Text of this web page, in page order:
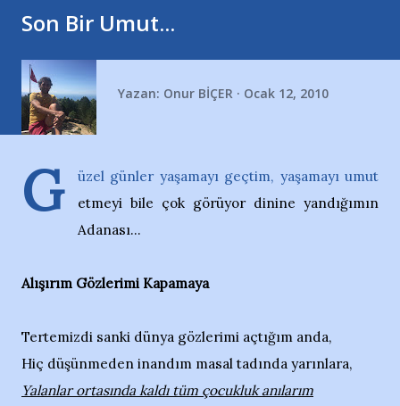
Son Bir Umut...
Yazan: Onur BİÇER Ocak 12, 2010
G
üzel günler yaşamayı geçtim, yaşamayı umut
etmeyi bile çok görüyor dinine yandığımın
Adanası...
Alışırım Gözlerimi Kapamaya
Tertemizdi sanki dünya gözlerimi açtığım anda,
Hiç düşünmeden inandım masal tadında yarınlara,
Yalanlar ortasında kaldı tüm çocukluk anılarım